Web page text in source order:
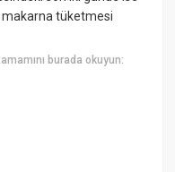
makarna tüketmesi
burada okuyun: